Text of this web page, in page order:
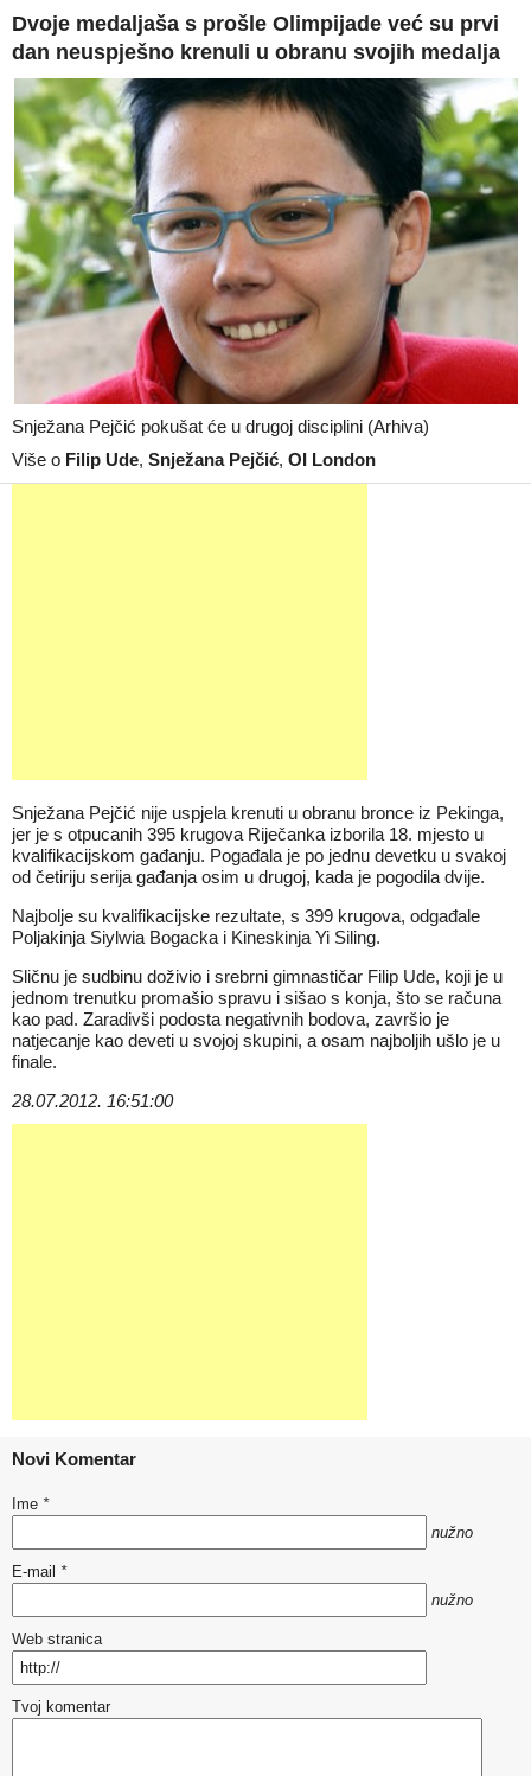
Dvoje medaljaša s prošle Olimpijade već su prvi
dan neuspješno krenuli u obranu svojih medalja
Snježana Pejčić pokušat će u drugoj disciplini (Arhiva)
Više o Filip Ude, Snježana Pejčić, OI London
Snježana Pejčić nije uspjela krenuti u obranu bronce iz Pekinga,
jer je s otpucanih 395 krugova Riječanka izborila 18. mjesto u
kvalifikacijskom gađanju. Pogađala je po jednu devetku u svakoj
od četiriju serija gađanja osim u drugoj, kada je pogodila dvije.
Najbolje su kvalifikacijske rezultate, s 399 krugova, odgađale
Poljakinja Siylwia Bogacka i Kineskinja Yi Siling.
Sličnu je sudbinu doživio i srebrni gimnastičar Filip Ude, koji je u
jednom trenutku promašio spravu i sišao s konja, što se računa
kao pad. Zaradivši podosta negativnih bodova, završio je
natjecanje kao deveti u svojoj skupini, a osam najboljih ušlo je u
finale.
28.07.2012. 16:51:00
Novi Komentar
Ime *
nužno
E-mail *
nužno
Web stranica
Tvoj komentar